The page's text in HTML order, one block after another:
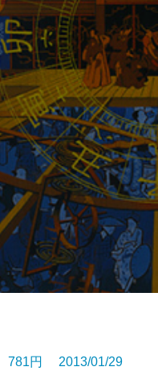
781円 2013/01/29